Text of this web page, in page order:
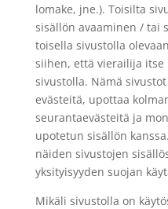
lomake, jne.). Toisilta
sisällön avaaminen / tai
toisella sivustolla
siihen, että vierailija itse
sivustolla. Nämä
evästeitä, upottaa
seurantaevästeitä ja
upotetun sisällön
näiden sivustojen
yksityisyyden suojan
Mikäli sivustolla on